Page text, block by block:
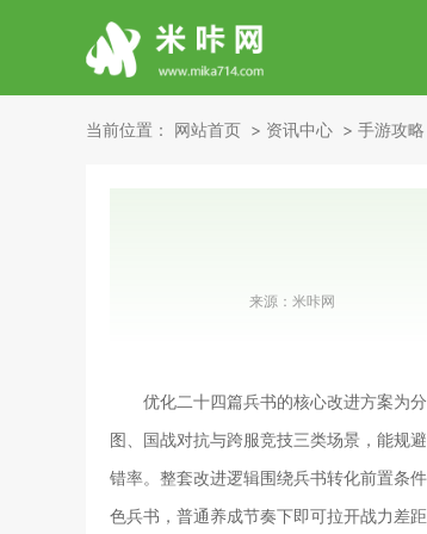
当前位置： 网站首页 资讯中心 手游攻略
来源： 米咔网
优化二十四篇兵书的核心改进方案为
图、国战对抗与跨服竞技三类场景，能规
错率。整套改进逻辑围绕兵书转化前置条
色兵书，普通养成节奏下即可拉开战力差